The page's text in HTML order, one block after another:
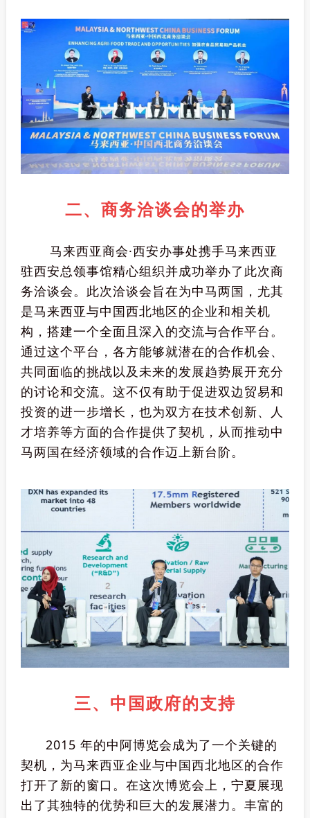
二、商务洽谈会的举办
马来西亚商会·西安办事处携手马来西亚
驻西安总领事馆精心组织并成功举办了此次商
务洽谈会。此次洽谈会旨在为中马两国，尤其
是马来西亚与中国西北地区的企业和相关机
构，搭建一个全面且深入的交流与合作平台。
通过这个平台，各方能够就潜在的合作机会、
共同面临的挑战以及未来的发展趋势展开充分
的讨论和交流。这不仅有助于促进双边贸易和
投资的进一步增长，也为双方在技术创新、人
才培养等方面的合作提供了契机，从而推动中
马两国在经济领域的合作迈上新台阶。
三、中国政府的支持
2015 年的中阿博览会成为了一个关键的
契机，为马来西亚企业与中国西北地区的合作
打开了新的窗口。在这次博览会上，宁夏展现
出了其独特的优势和巨大的发展潜力。丰富的